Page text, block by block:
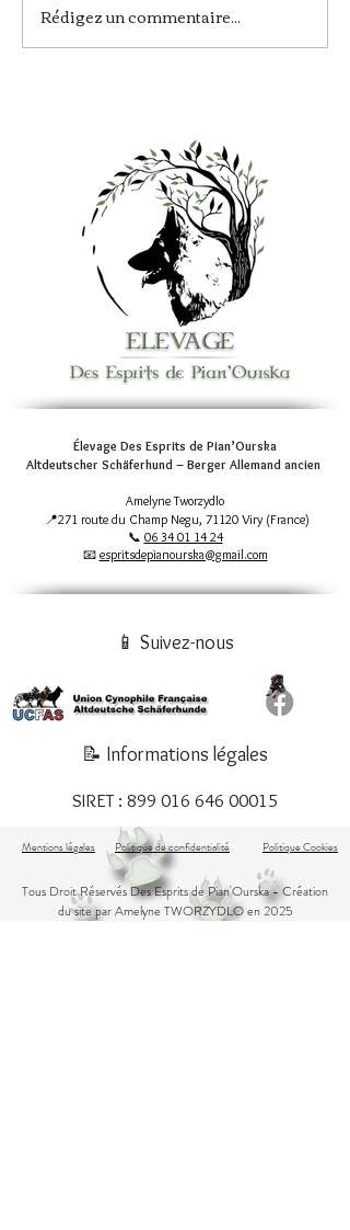
Une nouvelle portée
Rédigez un commentaire...
Élevage Des Esprits de Pian’Ourska
Altdeutscher Schäferhund – Berger Allemand ancien
Amelyne Tworzydlo
📍271 route du Champ Negu, 71120 Viry (France)
📞 06 34 01 14 24
📧 espritsdepianourska@gmail.com
📱 Suivez-nous
📝 Informations légales
SIRET : 899 016 646 00015
Mentions légales Politique de confidentialité Politique Cookies
Tous Droit Réservés Des Esprits de Pian'Ourska- Création
du site par Amelyne TWORZYDLO en 2025